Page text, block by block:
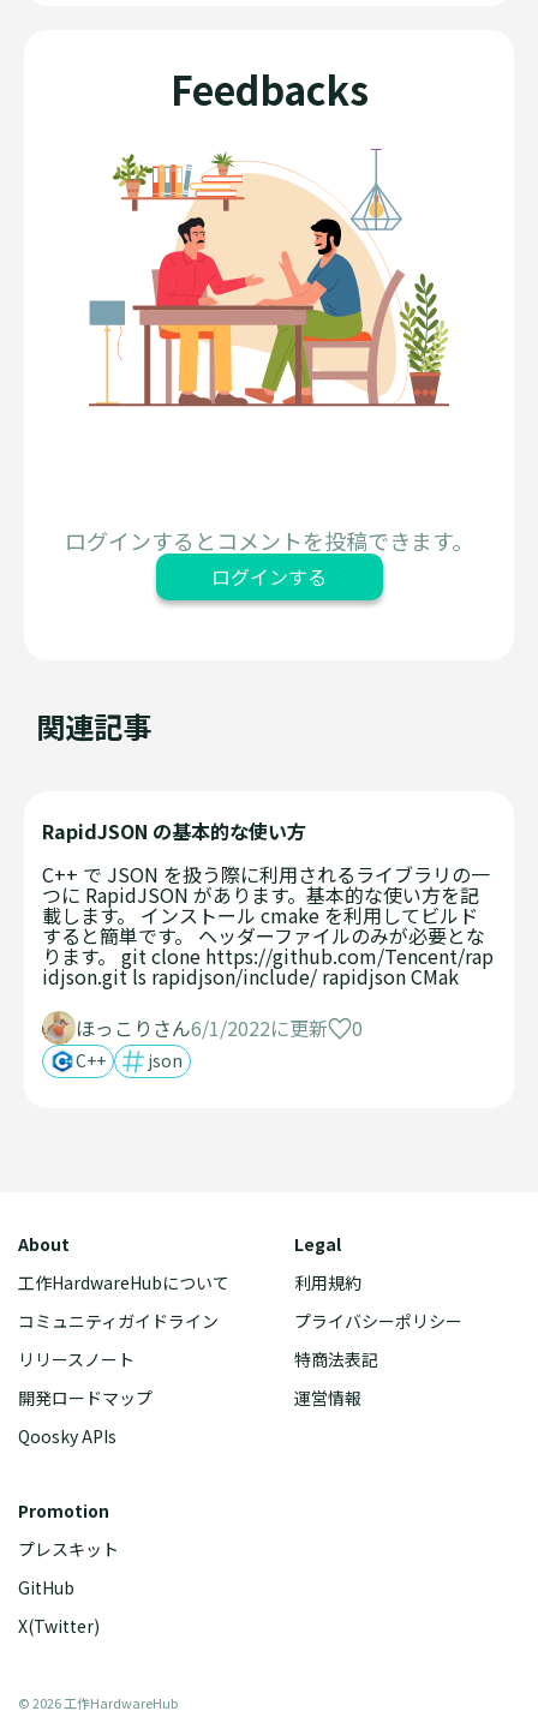
Feedbacks
ログインするとコメントを投稿できます。
ログインする
関連記事
RapidJSON の基本的な使い方
C++ で JSON を扱う際に利用されるライブラリの一
つに RapidJSON があります。基本的な使い方を記
載します。 インストール cmake を利用してビルド
すると簡単です。 ヘッダーファイルのみが必要とな
ります。 git clone https://github.com/Tencent/rap
idjson.git ls rapidjson/include/ rapidjson CMak
ほっこりさん6/1/2022に更新 0
C++ json
©2026工作HardwareHub
About
工作HardwareHubについて
コミュニティガイドライン
リリースノート
開発ロードマップ
Qoosky APIs
Legal
利用規約
プライバシーポリシー
特商法表記
運営情報
Promotion
プレスキット
GitHub
X(Twitter)